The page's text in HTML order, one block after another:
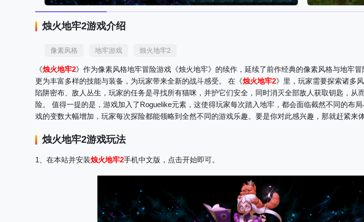
烛火地牢2游戏介绍
像素风格 地牢游戏 烛火地牢2
《烛火地牢2》作为像素风格地牢冒险游戏《烛火地牢》的续作，延续了前作经典的像素风格与地牢
更为丰富多样的技能与装备，为玩家带来全新的战斗感受。 在《烛火地牢2》里，玩家需要探索诸多
陷阱密布、敌人丛生，玩家的任务是寻找所有猫咪，并护它们安全，同时消灭全部敌人获取钥匙，从
险。 值得一提的是，游戏加入了Roguelike元素，这使得玩家每次踏入地牢，都会面临截然不同的布
戏的变数大幅增加，玩家每次探险都能领略到全然不同的游戏乐趣。要是你对此感兴趣，那就赶紧来
烛火地牢2游戏玩法
1、在本站并安装烛火地牢2手机中文版，点击开始即可。